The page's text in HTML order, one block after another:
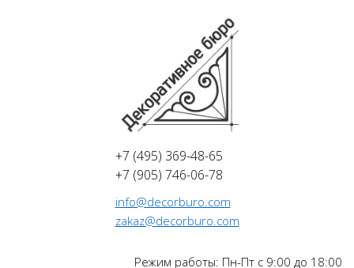
+7 (495) 369-48-65
+7 (905) 746-06-78
info@decorburo.com
zakaz@decorburo.com
Режим работы: Пн-Пт с 9:00 до 18:00